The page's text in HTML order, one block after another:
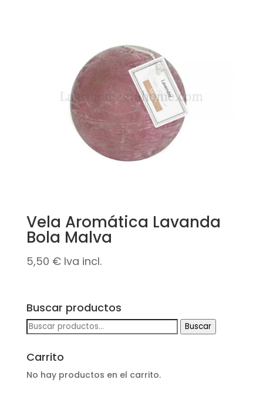
Vela Aromática Lavanda
Bola Malva
5,50 € Iva incl.
Buscar productos
Buscar
por:
Buscar
Carrito
No hay productos en el carrito.